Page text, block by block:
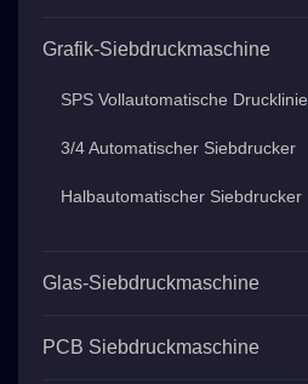
Grafik-Siebdruckmaschine
SPS Vollautomatische Drucklinie
3/4 Automatischer Siebdrucker
Halbautomatischer Siebdrucker
Glas-Siebdruckmaschine
PCB Siebdruckmaschine